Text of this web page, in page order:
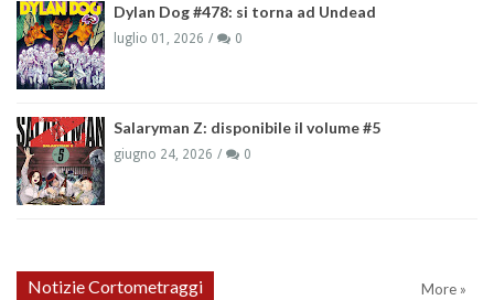
Dylan Dog #478: si torna ad Undead
luglio 01, 2026 0
Salaryman Z: disponibile il volume #5
giugno 24, 2026 0
Notizie Cortometraggi More »